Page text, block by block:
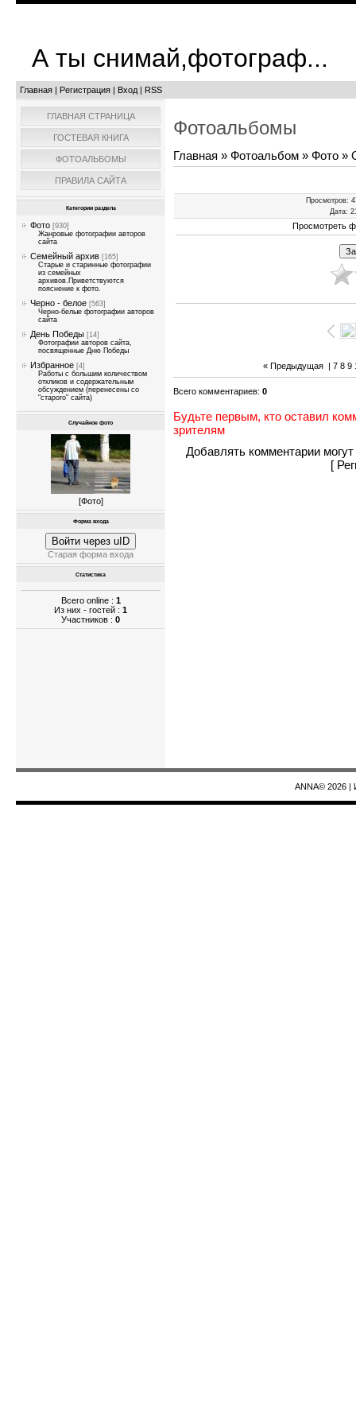
А ты снимай,фотограф...
Главная | Регистрация | Вход | RSS
ГЛАВНАЯ СТРАНИЦА
ГОСТЕВАЯ КНИГА
ФОТОАЛЬБОМЫ
ПРАВИЛА САЙТА
Категории раздела
Фото [930]
Жанровые фотографии авторов
сайта
Семейный архив [165]
Старые и старинные фотографии
из семейных
архивов.Приветствуются
пояснение к фото.
Черно - белое [563]
Черно-белые фотографии авторов
сайта
День Победы [14]
Фотографии авторов сайта,
посвященные Дню Победы
Избранное [4]
Работы с большим количеством
откликов и содержательным
обсуждением (перенесены со
"старого" сайта)
Случайное фото
[Фото]
Форма входа
Войти через uID
Старая форма входа
Статистика
Всего online : 1
Из них - гостей : 1
Участников : 0
Фотоальбомы
Главная » Фотоальбом » Фото »
Просмотров:
Дата:
Просмотреть
« Предыдущая| 7 8 9
Всего комментариев: 0
Будьте первым, кто оставил
зрителям
Добавлять комментарии
[
ANNA© 2026|